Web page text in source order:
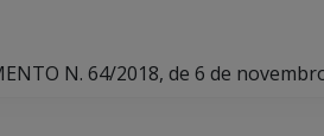
N. 64/2018, de 6 de